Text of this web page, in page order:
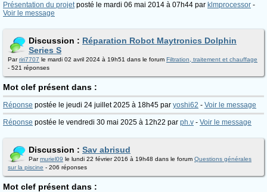
Présentation du projetposté le mardi 06 mai 2014 à 07h44 par klmprocessor -
Voir le message
Discussion : Réparation Robot Maytronics Dolphin
Series S
Parriri7707 le mardi 02 avril 2024 à 19h51 dans le forum Filtration, traitement et chauffage
- 521 réponses
Mot clef présent dans :
Réponse postée le jeudi 24 juillet 2025 à 18h45 par yoshi62 - Voir le message
Réponse postée le vendredi 30 mai 2025 à 12h22 par ph.v - Voir le message
Discussion : Sav abrisud
Parmuriel09 le lundi 22 février 2016 à 19h48 dans le forum Questions générales
sur la piscine - 206 réponses
Mot clef présent dans :